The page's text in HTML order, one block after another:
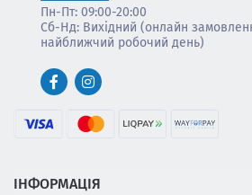
ІНФОРМАЦІЯ
Пн-Пт: 09:00-20:00
Сб-Нд: Вихідний (онлайн
найближчий робочий день)